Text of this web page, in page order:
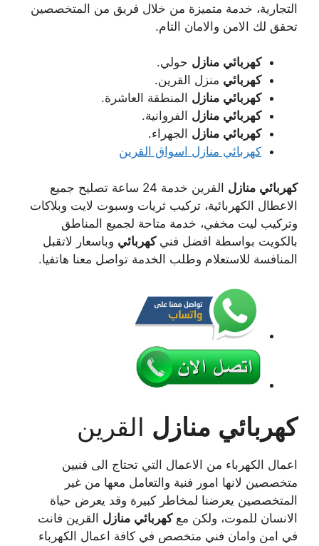
التجارية، خدمة متميزة من خلال فريق من المتخصصين
تحقق لك الامن والامان التام.
كهربائي منازل حولي.
كهربائي منزل القرين.
كهربائي منازل المنطقة العاشرة.
كهربائي منازل الفروانية.
كهربائي منازل الجهراء.
كهربائي منازل اسواق القرين
كهربائي منازل
القرين خدمة 24 ساعة تصليح جميع
الاعطال الكهربائية، تركيب ثريات وسبوت لايت وبلاكات
وتركيب ليت مخفي، خدمة متاحة لجميع المناطق
بالكويت بواسطة افضل فنيكهربائي وباسعار لاتقبل
المنافسة للاستعلام وطلب الخدمة تواصل معنا هاتفيا.
كهربائي منازل القرين
اعمال الكهرباء من الاعمال التي تحتاج الى فنيين
متخصصين لانها امور فنية والتعامل معها من غير
المتخصصين يعرضنا لمخاطر كبيرة وقد يعرض حياة
الانسان للموت، ولكن معكهربائي منازل القرين فانت
في امن وامان فني متخصص في كافة اعمال الكهرباء